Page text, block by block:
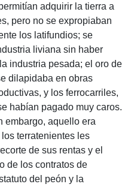
adquirir la tierra a
pero no se expropiaban
los latifundios; se
liviana sin haber
industria pesada; el oro de
dilapidaba en obras
y los ferrocarriles,
habían pagado muy caros.
embargo, aquello era
terratenientes les
de sus rentas y el
de los contratos de
del peón y la